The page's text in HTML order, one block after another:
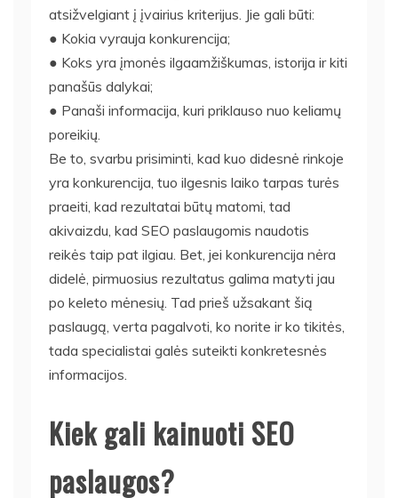
atsižvelgiant į įvairius kriterijus. Jie gali būti:
● Kokia vyrauja konkurencija;
● Koks yra įmonės ilgaamžiškumas, istorija ir kiti
panašūs dalykai;
● Panaši informacija, kuri priklauso nuo keliamų
poreikių.
Be to, svarbu prisiminti, kad kuo didesnė rinkoje
yra konkurencija, tuo ilgesnis laiko tarpas turės
praeiti, kad rezultatai būtų matomi, tad
akivaizdu, kad SEO paslaugomis naudotis
reikės taip pat ilgiau. Bet, jei konkurencija nėra
didelė, pirmuosius rezultatus galima matyti jau
po keleto mėnesių. Tad prieš užsakant šią
paslaugą, verta pagalvoti, ko norite ir ko tikitės,
tada specialistai galės suteikti konkretesnės
informacijos.
Kiek gali kainuoti SEO
paslaugos?